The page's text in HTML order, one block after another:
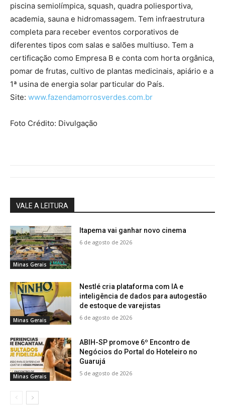
piscina semiolímpica, squash, quadra poliesportiva,
academia, sauna e hidromassagem. Tem infraestrutura
completa para receber eventos corporativos de
diferentes tipos com salas e salões multiuso. Tem a
certificação como Empresa B e conta com horta orgânica,
pomar de frutas, cultivo de plantas medicinais, apiário e a
1ª usina de energia solar particular do País.
Site: www.fazendamorrosverdes.com.br
Foto Crédito: Divulgação
VALE A LEITURA
Minas Gerais
Itapema vai ganhar novo cinema
6 de agosto de 2026
Minas Gerais
Nestlé cria plataforma com IA e
inteligência de dados para autogestão
de estoque de varejistas
6 de agosto de 2026
Minas Gerais
ABIH-SP promove 6º Encontro de
Negócios do Portal do Hoteleiro no
Guarujá
5 de agosto de 2026